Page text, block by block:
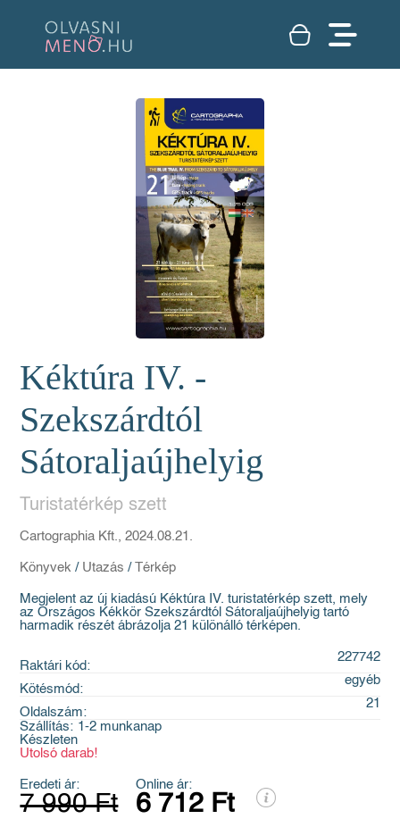
Kéktúra IV. -
Szekszárdtól
Sátoraljaújhelyig
Turistatérkép szett
Cartographia Kft., 2024.08.21.
Könyvek / Utazás / Térkép
Megjelent az új kiadású Kéktúra IV. turistatérkép szett, mely
az Országos Kékkör Szekszárdtól Sátoraljaújhelyig tartó
harmadik részét ábrázolja 21 különálló térképen.
Raktári kód:
227742
Kötésmód:
egyéb
Oldalszám:
21
Szállítás: 1-2 munkanap
Készleten
Utolsó darab!
Eredeti ár:
7 990 Ft
Online ár:
6 712 Ft